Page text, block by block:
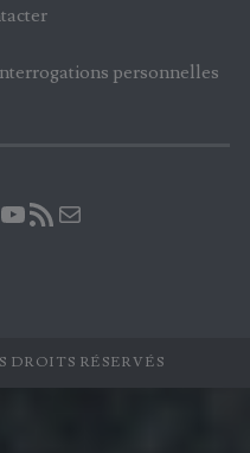
personnelles
Instagram
YouTube
Flux RSS
DROITS RÉSERVÉS